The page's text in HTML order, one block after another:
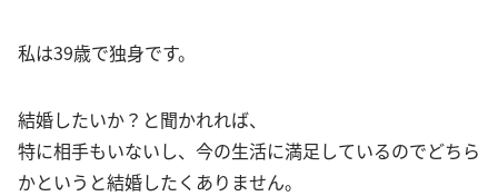
私は39歳で独身です。
結婚したいか？と聞かれれば、
特に相手もいないし、今の生活に満足しているのでどちら
かというと結婚したくありません。